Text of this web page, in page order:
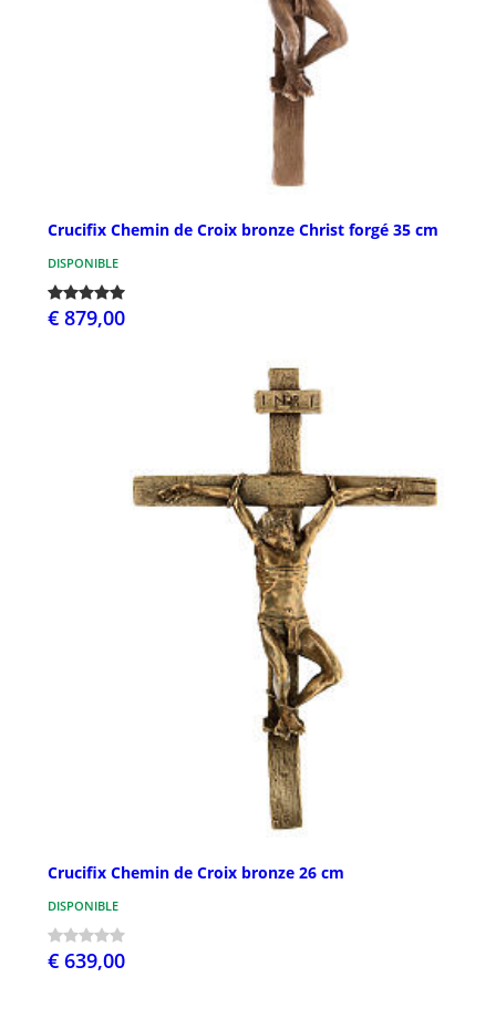
Crucifix Chemin de Croix bronze Christ forgé 35 cm
DISPONIBLE
€ 879,00
Crucifix Chemin de Croix bronze 26 cm
DISPONIBLE
€ 639,00